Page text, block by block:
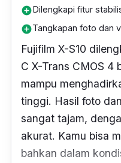
add_circleDilengkapi fitur
add_circleTangkapan foto dan
Fujifilm X-S10
C X-Trans CMOS 4
mampu
tinggi. Hasil foto
sangat tajam,
akurat. Kamu bisa
bahkan dalam